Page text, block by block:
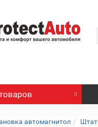
автомагнитол